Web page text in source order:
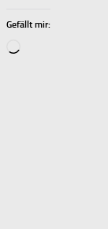
Gefällt mir: